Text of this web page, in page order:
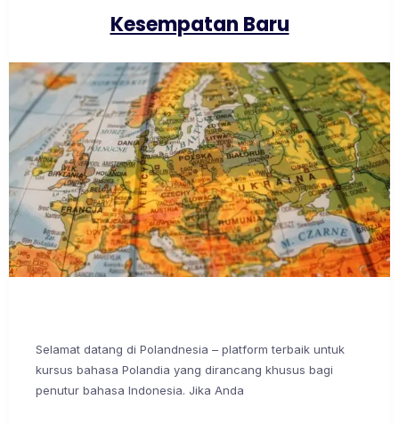
Kesempatan Baru
Selamat datang di Polandnesia – platform terbaik untuk
kursus bahasa Polandia yang dirancang khusus bagi
penutur bahasa Indonesia. Jika Anda